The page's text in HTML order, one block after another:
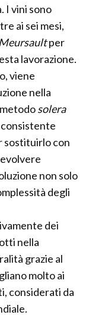
I vini sono
ai sei mesi,
Meursaultper
lavorazione.
viene
nella
solera
consistente
sostituirlo con
non solo
degli
dei
nella
grazie al
molto ai
considerati da